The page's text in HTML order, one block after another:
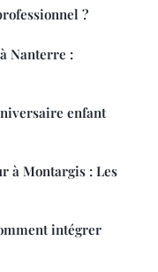
?
Nanterre :
enfant
à Montargis : Les
intégrer